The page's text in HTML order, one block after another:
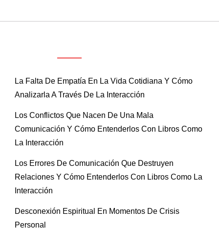
La Falta De Empatía En La Vida Cotidiana Y Cómo
Analizarla A Través De La Interacción
Los Conflictos Que Nacen De Una Mala
Comunicación Y Cómo Entenderlos Con Libros Como
La Interacción
Los Errores De Comunicación Que Destruyen
Relaciones Y Cómo Entenderlos Con Libros Como La
Interacción
Desconexión Espiritual En Momentos De Crisis
Personal